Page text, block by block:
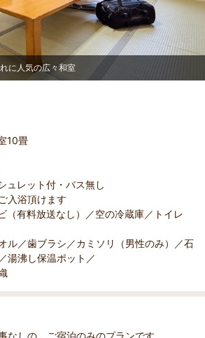
に人気の広々和室
10畳
ュレット付・バス無し
入浴頂けます
（有料放送なし）／空の冷蔵庫／トイレ
ル／歯ブラシ／カミソリ（男性のみ）／石
湯沸し保温ポット／
なしの、ご宿泊のみのプランです。
連れに人気の広々和室